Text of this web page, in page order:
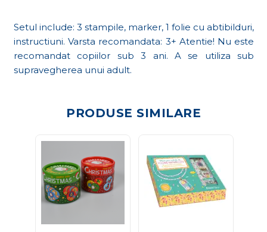
Setul include: 3 stampile, marker, 1 folie cu abtibilduri,
instructiuni. Varsta recomandata: 3+ Atentie! Nu este
recomandat copiilor sub 3 ani. A se utiliza sub
supravegherea unui adult.
PRODUSE SIMILARE